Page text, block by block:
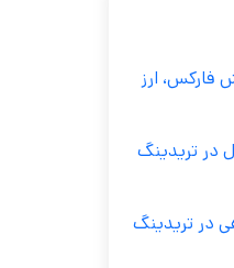
فارکس، ارز
در تریدینگ
در تریدینگ